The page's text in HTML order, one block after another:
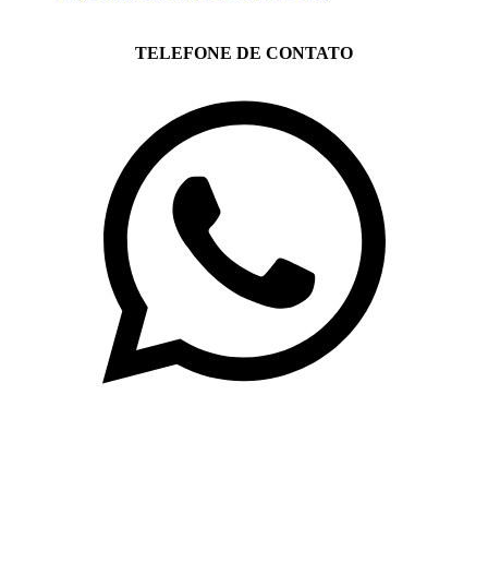
TELEFONE DE CONTATO